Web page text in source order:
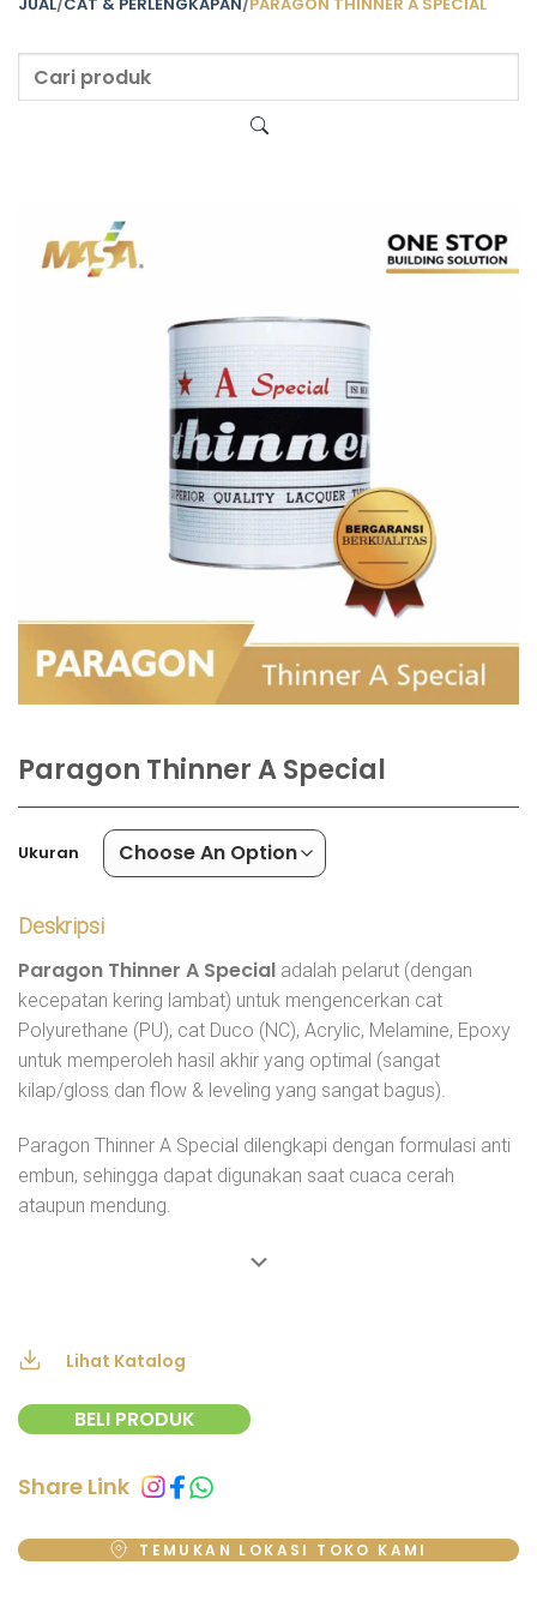
Paragon Thinner A Special
Ukuran
Deskripsi
Paragon Thinner A Special adalah pelarut (dengan
kecepatan kering lambat) untuk mengencerkan cat
Polyurethane (PU), cat Duco (NC), Acrylic, Melamine, Epoxy
untuk memperoleh hasil akhir yang optimal (sangat
kilap/gloss dan flow & leveling yang sangat bagus).
Paragon Thinner A Special dilengkapi dengan formulasi anti
embun, sehingga dapat digunakan saat cuaca cerah
ataupun mendung.
Lihat Katalog
BELI PRODUK
Share Link
TEMUKAN LOKASI TOKO KAMI